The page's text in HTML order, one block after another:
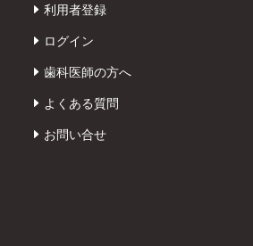
利用者登録
ログイン
歯科医師の方へ
よくある質問
お問い合せ